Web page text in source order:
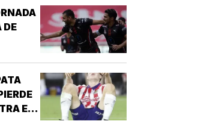
NO LLEGA SOLA
SIEMPRE HAY
LA LLEVÓ AL
QUE HIZO EL
DE
EN